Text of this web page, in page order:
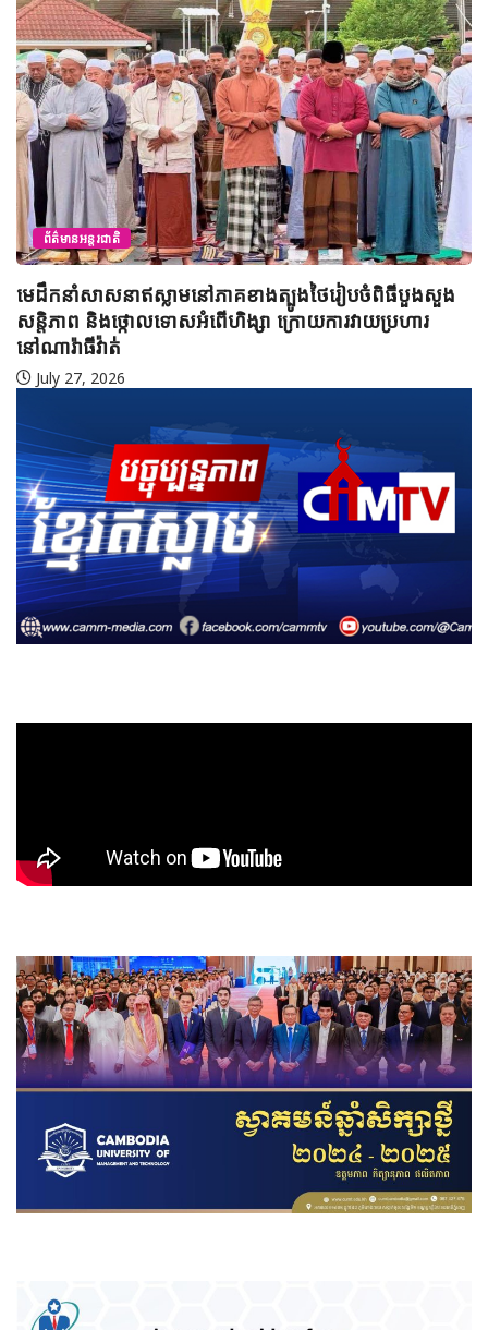
ព័ត៌មានអន្តរជាតិ
មេដឹកនាំសាសនាឥស្លាមនៅភាគខាងត្បូងថៃរៀបចំពិធីបួងសួង
សន្តិភាព និងថ្កោលទោសអំពើហិង្សា ក្រោយការវាយប្រហារ
នៅណារ៉ាធីវ៉ាត់
July 27, 2026